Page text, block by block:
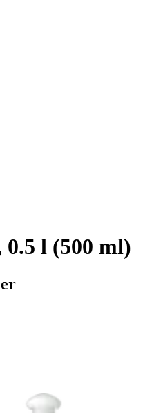
0.5 l (500 ml)